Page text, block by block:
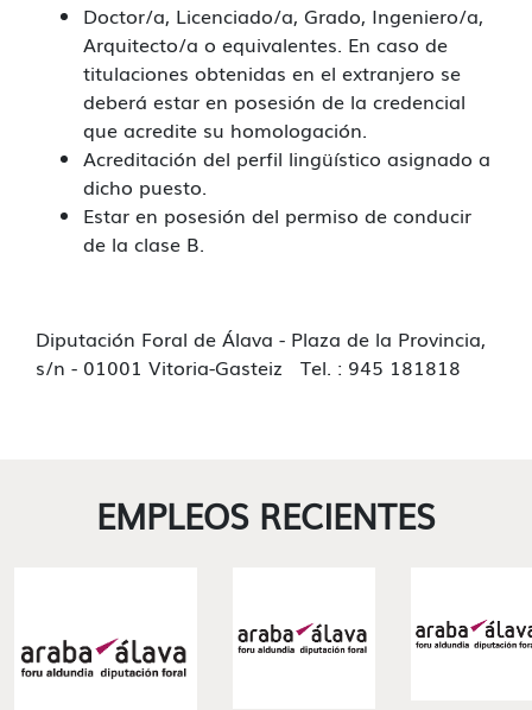
Doctor/a, Licenciado/a, Grado, Ingeniero/a,
Arquitecto/a o equivalentes. En caso de
titulaciones obtenidas en el extranjero se
deberá estar en posesión de la credencial
que acredite su homologación.
Acreditación del perfil lingüístico asignado a
dicho puesto.
Estar en posesión del permiso de conducir
de la clase B.
Diputación Foral de Álava - Plaza de la Provincia,
s/n - 01001 Vitoria-Gasteiz Tel. : 945 181818
EMPLEOS RECIENTES